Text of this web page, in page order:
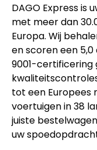
DAGO Express is
met meer dan
Europa. Wij
en scoren een 5,0
9001-
tot een Europees
voertuigen in 38
juiste
uw